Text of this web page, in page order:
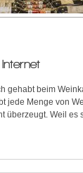
gehabt beim
jede Menge von
überzeugt. Weil es